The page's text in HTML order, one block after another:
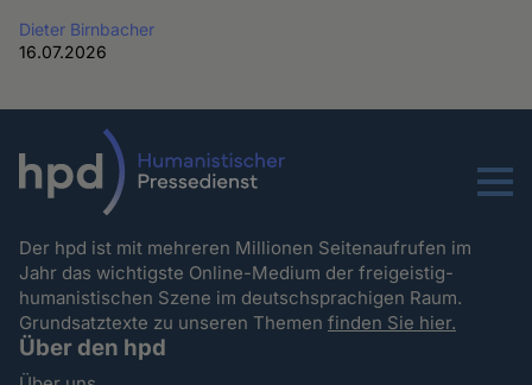
Dieter Birnbacher
16.07.2026
Menu
Der hpd ist mit mehreren Millionen Seitenaufrufen im
Jahr das wichtigste Online-Medium der freigeistig-
humanistischen Szene im deutschsprachigen Raum.
Grundsatztexte zu unseren Themenfinden Sie hier.
Über den hpd